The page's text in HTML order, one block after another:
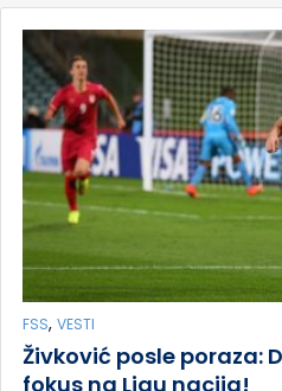
FSS, VESTI
Živković posle poraza:
fokus na Ligu nacija!